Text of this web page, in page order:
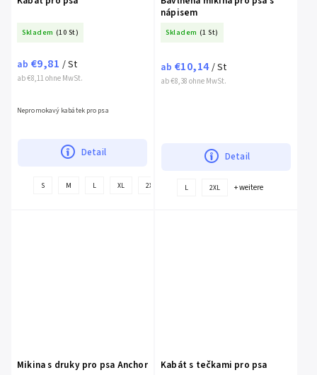
Skladem (10 St)
ab €8,11 ohne MwSt.
ab €9,81 / St
Detail
Nepromokavý kabátek pro psa
S M L XL 2XL
weitere
nápisem
Skladem (1 St)
ab €8,38 ohne MwSt.
ab €10,14/ St
Detail
L 2XL + weitere
Mikina s druky pro psa Anchor Kabát s tečkami pro psa